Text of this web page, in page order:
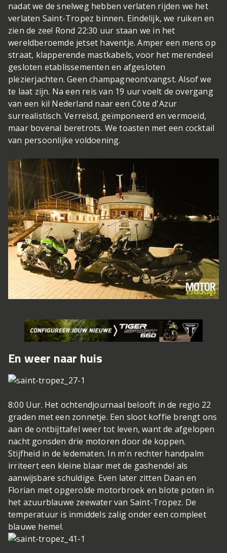
nadat we de snelweg hebben verlaten rijden we het
verlaten Saint-Tropez binnen. Eindelijk, we ruiken en
zien de zee! Rond 22:30 uur staan we in het
wereldberoemde jetset haventje. Amper een mens op
straat, klapperende mastkabels, voor het merendeel
gesloten etablissementen en afgesloten
plezierjachten. Geen champagneontvangst. Alsof we
te laat zijn. Na een reis van 19 uur voelt de overgang
van een kil Nederland naar een Côte d'Azur
surrealistisch. Verreisd, geïmponeerd en vermoeid,
maar bovenal beretrots. We toasten met een cocktail
van persoonlijke voldoening.
En weer naar huis
8:00 Uur. Het ochtendjournaal belooft in de regio 22
graden met een zonnetje. Een sloot koffie brengt ons
aan de ontbijttafel weer tot leven, want de afgelopen
nacht gonsden drie motoren door de koppen.
Stijfheid in de ledematen. In m'n rechter handpalm
irriteert een kleine blaar met de gashendel als
aanwijsbare schuldige. Even later zitten Daan en
Florian met opgerolde motorbroek en blote poten in
het azuurblauwe zeewater van Saint-Tropez. De
temperatuur is inmiddels zalig onder een compleet
blauwe hemel.